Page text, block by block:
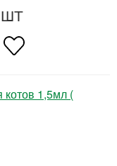
котов 1,5мл (